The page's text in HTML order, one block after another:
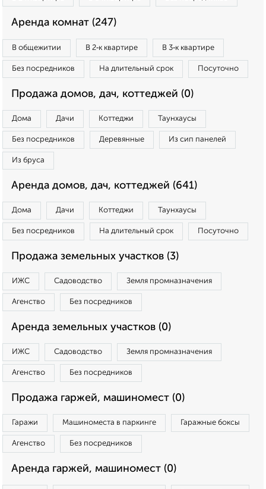
Аренда комнат (247)
В общежитии В 2‑к квартире В 3‑к квартире
Без посредников На длительный срок Посуточно
Продажа домов, дач, коттеджей (0)
Дома Дачи Коттеджи Таунхаусы
Без посредников Деревянные Из сип панелей
Из бруса
Аренда домов, дач, коттеджей (641)
Дома Дачи Коттеджи Таунхаусы
Без посредников На длительный срок Посуточно
Продажа земельных участков (3)
ИЖС Садоводство Земля промназначения
Агенство Без посредников
Аренда земельных участков (0)
ИЖС Садоводство Земля промназначения
Агенство Без посредников
Продажа гаржей, машиномест (0)
Гаражи Машиноместа в паркинге Гаражные боксы
Агенство Без посредников
Аренда гаржей, машиномест (0)